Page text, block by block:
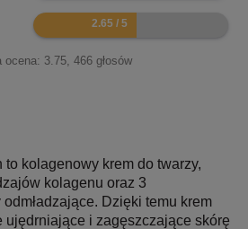
5.3
ocena: 3.75, 466głosów
to kolagenowy krem do twarzy,
kolagenu oraz 3
Dzięki temu krem
ujędrniające i zagęszczające skórę